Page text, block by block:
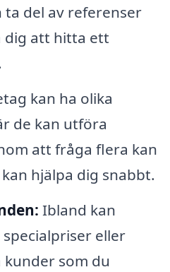
ta del av referenser
dig att hitta ett
kan ha olika
de kan utföra
att fråga flera kan
hjälpa dig snabbt.
Ibland kan
eller
som du